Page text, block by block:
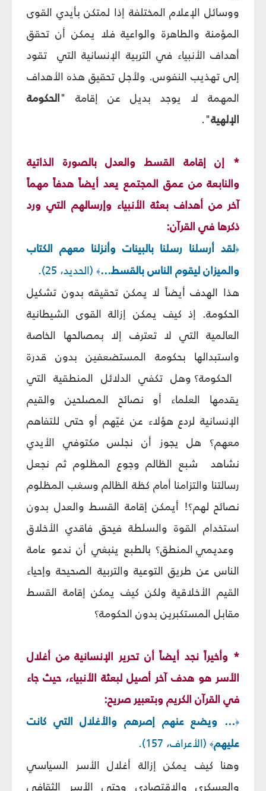
ووسائل الإعلام المختلفة إذا لمتكن بأيدي القوى
المؤمنة والطاهرة والواعية فلا يمكن أن تحقق
أهداف الأنبياء في التربية الإنسانية التي
تقود
إلى تهذيب النفوس. ولأجل تحقيق هذه الأهداف
المهمة لا يوجد بديل عن إقامة "الحكومة
الإلهية".
* إن إقامة القسط والعدل بالصورة الذاتية
والنابعة من عمق المجتمع يعد أيضاً هدفاً مهماً
آخر من أهداف بعثة الأنبياء وإرسالهم التي ورد
ذكرها في القرآن:
﴿لقد أرسلنا رسلنا بالبينات وأنزلنا معهم الكتاب
والميزان ليقوم الناس بالقسط...﴾ (الحديد، 25).
هذا الهدف أيضاً لا يمكن تحقيقه بدون تشكيل
الحكومة. إذ كيف يمكن إزالة القوى الشيطانية
العالمية التي لا تعترف إلا بمصالحها الخاصة
واستبدالها بحكومة المستضعفين بدون قدرة
الحكومة؟ وهل تكفي الدلائل المنطقية التي
يقدمها العلماء أو نصائح المصلحين والقيم
الإنسانية لردع هؤلاء عن غيّهم أو حتى للتفاهم
معهم؟ هل يجوز أن نجلس مكتوفي الأيدي
نشاهد
شبع الظالم وجوع المظلوم ثم نجعل
رسالتنا والتزامنا أمام كظة الظالم وسغب المظلوم
نصائح لهم؟! أيمكن إقامة القسط والعدل بدون
استخدام القوة والسلطة فيحق فاقدي الأخلاق
وعديمي المنطق؟ بالطبع ينبغي أن ندعو عامة
الناس عن طريق التوعية والتربية الصحيحة وإحياء
القيم الأخلاقية ولكن كيف يمكن إقامة القسط
مقابل المستكبرين بدون الحكومة؟
* وأخيراً نجد أيضاً أن تحرير الإنسانية من أغلال
الأسر هو هدف آخر أصيل لبعثة الأنبياء، حيث جاء
في القرآن الكريم وبتعبير صريح:
﴿... ويضع عنهم إصرهم والأغلال التي كانت
عليهم﴾ (الأعراف، 157).
وهنا كيف يمكن إزالة أغلال الأسر السياسي
والعسكري والاقتصادي وحتى الأسر الثقافي